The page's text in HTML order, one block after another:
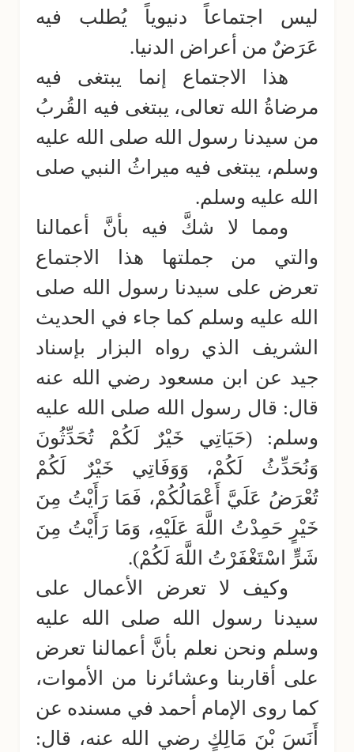
ليس اجتماعاً دنيوياً يُطلب فيه
عَرَضٌ من أعراض الدنيا.
هذا الاجتماع إنما يبتغى فيه
مرضاةُ الله تعالى، يبتغى فيه القُربُ
من سيدنا رسول الله صلى الله عليه
وسلم، يبتغى فيه ميراثُ النبي صلى
الله عليه وسلم.
ومما لا شكَّ فيه بأنَّ أعمالنا
والتي من جملتها هذا الاجتماع
تعرض على سيدنا رسول الله صلى
الله عليه وسلم كما جاء في الحديث
الشريف الذي رواه البزار بإسناد
جيد عن ابن مسعود رضي الله عنه
قال: قال رسول الله صلى الله عليه
وسلم: (حَيَاتِي خَيْرٌ لَكُمْ تُحَدِّثُونَ
وَنُحَدِّثُ لَكُمْ، وَوَفَاتِي خَيْرٌ لَكُمْ
تُعْرَضُ عَلَيَّ أَعْمَالُكُمْ، فَمَا رَأَيْتُ مِنَ
خَيْرٍ حَمِدْتُ اللَّهَ عَلَيْهِ، وَمَا رَأَيْتُ مِنَ
شَرٍّ اسْتَغْفَرْتُ اللَّهَ لَكُمْ).
وكيف لا تعرض الأعمال على
سيدنا رسول الله صلى الله عليه
وسلم ونحن نعلم بأنَّ أعمالنا تعرض
على أقاربنا وعشائرنا من الأموات،
كما روى الإمام أحمد في مسنده عن
أَنَسَ بْنَ مَالِكٍ رضي الله عنه، قال: